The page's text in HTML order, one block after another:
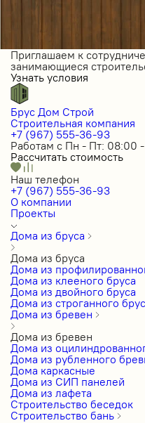
Приглашаем к
занимающиеся
Узнать условия
Брус Дом Строй
Строительная компания
+7 (967) 555-36-93
Работам с Пн - Пт: 08:00
Рассчитать стоимость
Наш телефон
+7 (967) 555-36-93
О компании
Проекты
Дома из бруса
Дома из бруса
Дома из
Дома из клееного бруса
Дома из двойного бруса
Дома из строганного
Дома из бревен
Дома из бревен
Дома из
Дома из рубленного
Дома каркасные
Дома из СИП панелей
Дома из лафета
Строительство беседок
Строительство бань